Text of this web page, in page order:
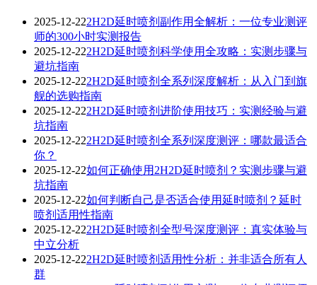
2025-12-222H2D延时喷剂副作用全解析：一位专业测评
师的300小时实测报告
2025-12-222H2D延时喷剂科学使用全攻略：实测步骤与
避坑指南
2025-12-222H2D延时喷剂全系列深度解析：从入门到旗
舰的选购指南
2025-12-222H2D延时喷剂进阶使用技巧：实测经验与避
坑指南
2025-12-222H2D延时喷剂全系列深度测评：哪款最适合
你？
2025-12-22如何正确使用2H2D延时喷剂？实测步骤与避
坑指南
2025-12-22如何判断自己是否适合使用延时喷剂？延时
喷剂适用性指南
2025-12-222H2D延时喷剂全型号深度测评：真实体验与
中立分析
2025-12-222H2D延时喷剂适用性分析：并非适合所有人
群